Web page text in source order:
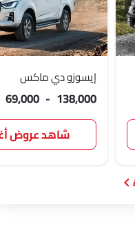
إيسوزو دي ماكس
69,000 - 138,000
شاهد عروض